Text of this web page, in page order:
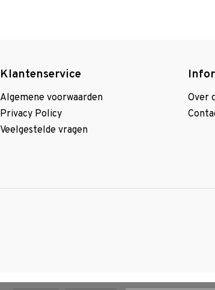
Klantenservice
Algemene voorwaarden
Privacy Policy
Veelgestelde vragen
Over